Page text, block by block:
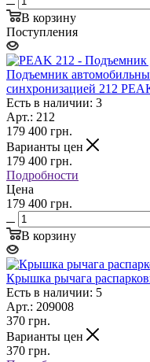
В корзину
Поступления
Подъемник
синхронизацией 212
Есть в наличии: 3
Арт.: 212
179 400 грн.
Варианты цен
179 400 грн.
Подробности
Цена
179 400 грн.
В корзину
Крышка рычага
Есть в наличии: 5
Арт.: 209008
370 грн.
Варианты цен
370 грн.